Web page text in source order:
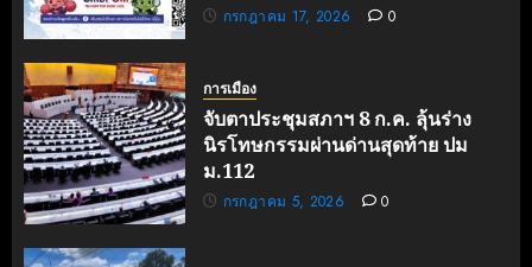
กรกฎาคม 17, 2026 0
การเมือง
จับตาประชุมสภาฯ 8 ก.ค. ลุ้นร่าง
นิรโทษกรรมผ่านด่านสุดท้าย ปม
ม.112
กรกฎาคม 5, 2026 0